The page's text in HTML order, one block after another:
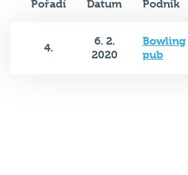
Pořadí Datum Podnik
4.
6. 2.
2020
Bowling
pub